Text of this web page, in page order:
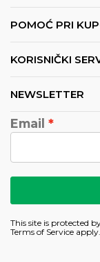
POMOĆ PRI
KORISNIČKI
NEWSLETTER
Email
This site is protected
Terms of Service apply.